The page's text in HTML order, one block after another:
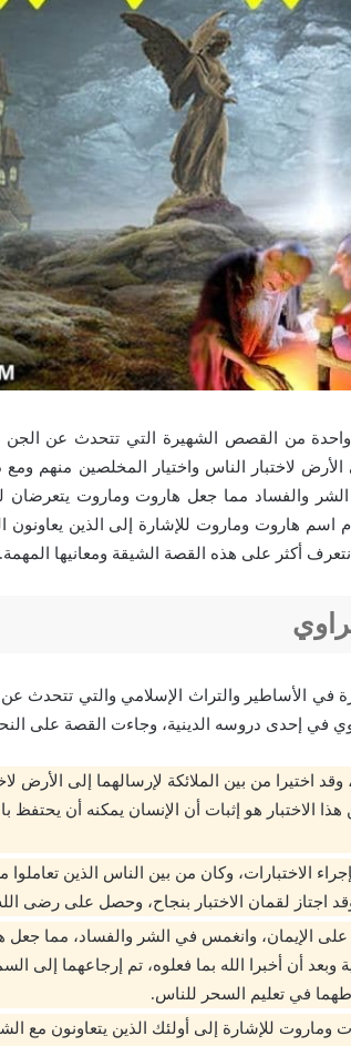
من القصص الشهيرة التي تتحدث عن الجن
الأرض لاختبار الناس واختيار المخلصين منهم
الشر والفساد مما جعل هاروت وماروت يتعرضان
اسم هاروت وماروت للإشارة إلى الذين
أكثر على هذه القصة الشيقة ومعانيها المهمة.
الأساطير والتراث الإسلامي والتي تتحدث عن
في إحدى دروسه الدينية، وجاءت القصة على
اختيرا من بين الملائكة لإرسالهما إلى الأرض
الاختبار هو إثبات أن الإنسان يمكنه أن يحتفظ
الاختبارات، وكان من بين الناس الذين
اجتاز لقمان الاختبار بنجاح، وحصل على رضى
الإيمان، وانغمس في الشر والفساد، مما جعل
وبعد أن أخبرا الله بما فعلوه، تم إرجاعهما إلى
في تعليم السحر للناس.
وماروت للإشارة إلى أولئك الذين يتعاونون مع